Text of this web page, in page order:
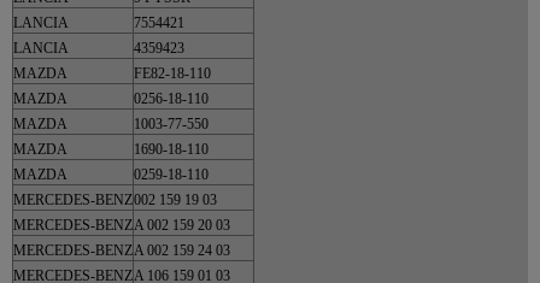
LANCIA
7554421
LANCIA
4359423
MAZDA
FE82-18-110
MAZDA
0256-18-110
MAZDA
1003-77-550
MAZDA
1690-18-110
MAZDA
0259-18-110
MERCEDES-BENZ002 159 19 03
MERCEDES-BENZA 002 159 20 03
MERCEDES-BENZA 002 159 24 03
MERCEDES-BENZA 106 159 01 03